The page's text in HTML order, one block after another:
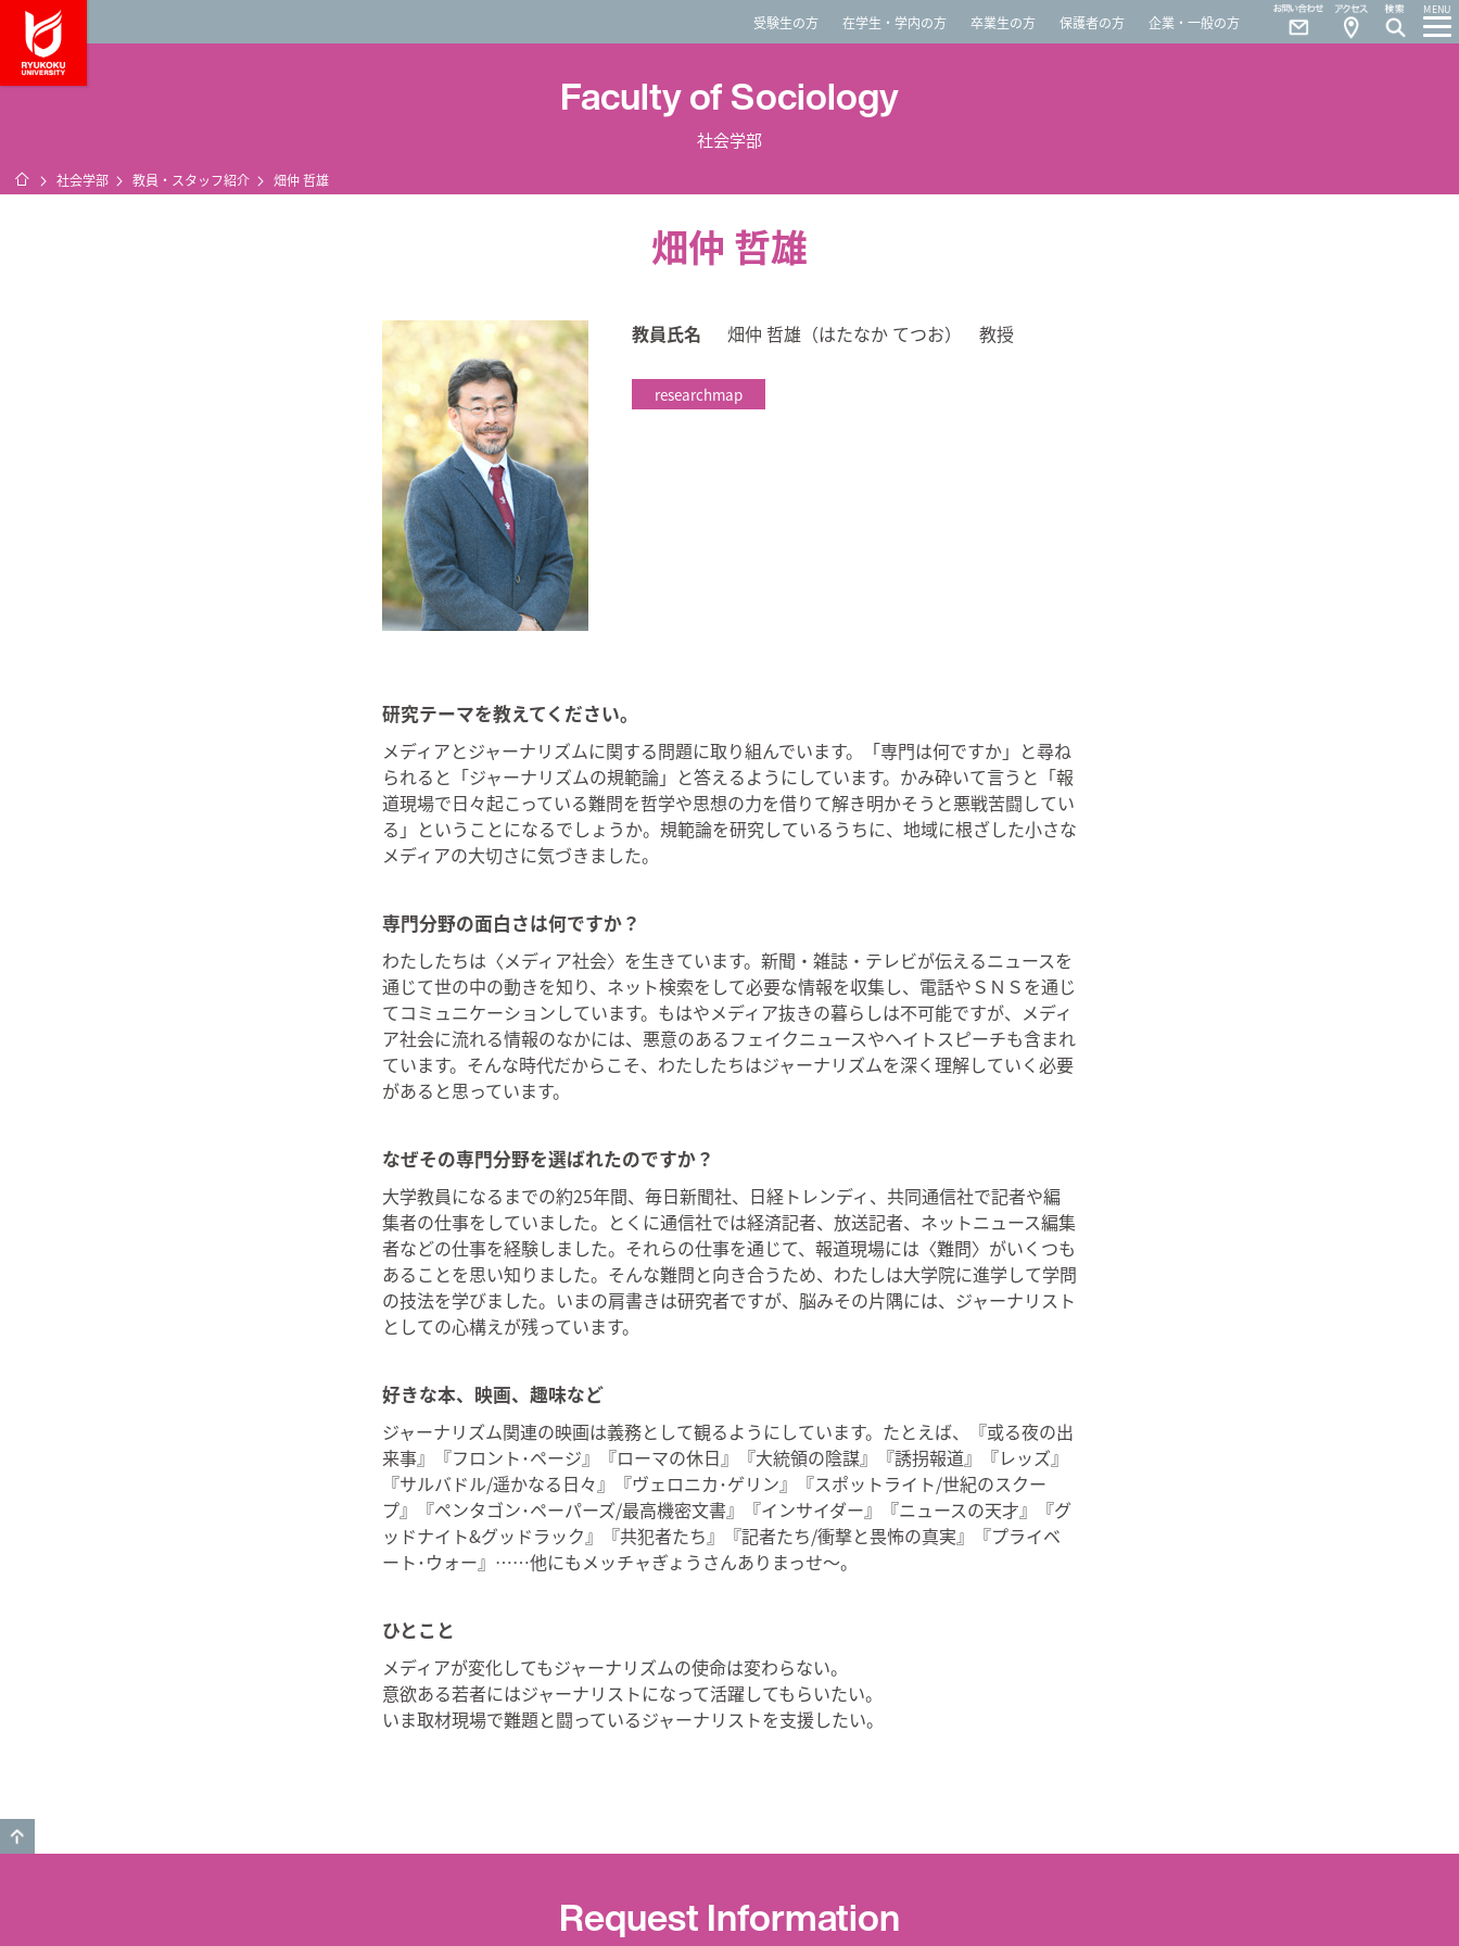
受験生の方 在学生・学内の方 卒業生の方 保護者の方 企業・一般の方
MENU
Access
Contact
Faculty of Sociology
社会学部
ホーム
社会学部 教員・スタッフ紹介 畑仲 哲雄
畑仲 哲雄
教員氏名 畑仲 哲雄（はたなか てつお） 教授
researchmap
研究テーマを教えてください。
メディアとジャーナリズムに関する問題に取り組んでいます。「専門は何ですか」と尋ね
られると「ジャーナリズムの規範論」と答えるようにしています。かみ砕いて言うと「報
道現場で日々起こっている難問を哲学や思想の力を借りて解き明かそうと悪戦苦闘してい
る」ということになるでしょうか。規範論を研究しているうちに、地域に根ざした小さな
メディアの大切さに気づきました。
専門分野の面白さは何ですか？
わたしたちは〈メディア社会〉を生きています。新聞・雑誌・テレビが伝えるニュースを
通じて世の中の動きを知り、ネット検索をして必要な情報を収集し、電話やＳＮＳを通じ
てコミュニケーションしています。もはやメディア抜きの暮らしは不可能ですが、メディ
ア社会に流れる情報のなかには、悪意のあるフェイクニュースやヘイトスピーチも含まれ
ています。そんな時代だからこそ、わたしたちはジャーナリズムを深く理解していく必要
があると思っています。
なぜその専門分野を選ばれたのですか？
大学教員になるまでの約25年間、毎日新聞社、日経トレンディ、共同通信社で記者や編
集者の仕事をしていました。とくに通信社では経済記者、放送記者、ネットニュース編集
者などの仕事を経験しました。それらの仕事を通じて、報道現場には〈難問〉がいくつも
あることを思い知りました。そんな難問と向き合うため、わたしは大学院に進学して学問
の技法を学びました。いまの肩書きは研究者ですが、脳みその片隅には、ジャーナリスト
としての心構えが残っています。
好きな本、映画、趣味など
ジャーナリズム関連の映画は義務として観るようにしています。たとえば、『或る夜の出
来事』『フロント･ページ』『ローマの休日』『大統領の陰謀』『誘拐報道』『レッズ』
『サルバドル/遥かなる日々』『ヴェロニカ･ゲリン』『スポットライト/世紀のスクー
プ』『ペンタゴン･ペーパーズ/最高機密文書』『インサイダー』『ニュースの天才』『グ
ッドナイト&グッドラック』『共犯者たち』『記者たち/衝撃と畏怖の真実』『プライベ
ート･ウォー』……他にもメッチャぎょうさんありまっせ～。
ひとこと
メディアが変化してもジャーナリズムの使命は変わらない。
意欲ある若者にはジャーナリストになって活躍してもらいたい。
いま取材現場で難題と闘っているジャーナリストを支援したい。
Request Information